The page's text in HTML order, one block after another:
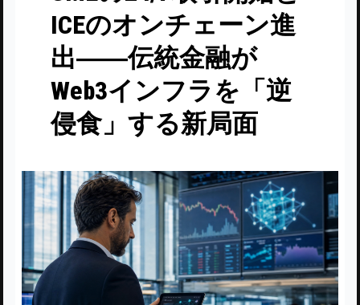
ICEのオンチェーン進
出――伝統金融が
Web3インフラを「逆
侵食」する新局面